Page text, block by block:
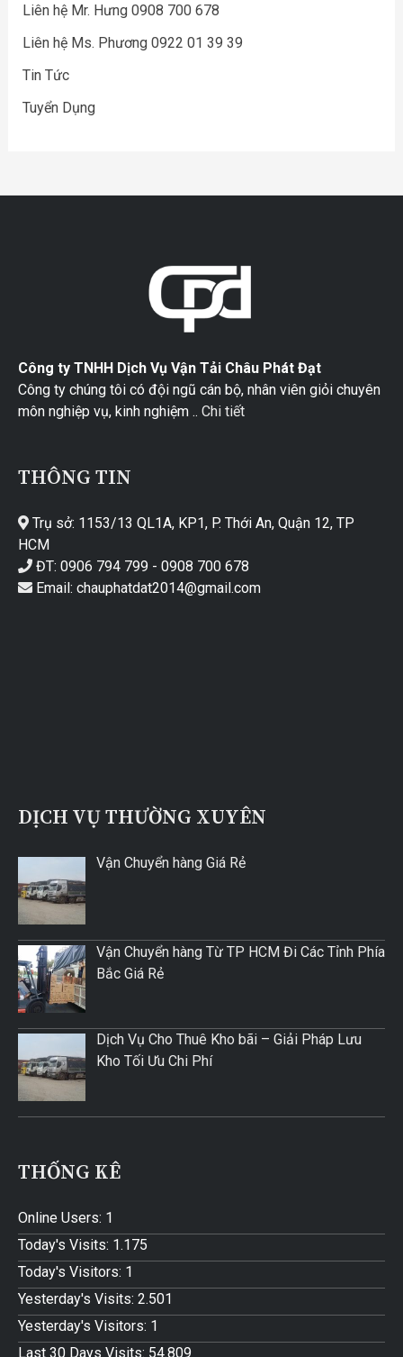
Liên hệ Mr. Hưng 0908 700 678
Liên hệ Ms. Phương 0922 01 39 39
Tin Tức
Tuyển Dụng
Công ty TNHH Dịch Vụ Vận Tải Châu Phát Đạt
Công ty chúng tôi có đội ngũ cán bộ, nhân viên giỏi chuyên
môn nghiệp vụ, kinh nghiệm .. Chi tiết
THÔNG TIN
Trụ sở: 1153/13 QL1A, KP1, P. Thới An, Quận 12, TP
HCM
ĐT: 0906 794 799 - 0908 700 678
Email: chauphatdat2014@gmail.com
DỊCH VỤ THƯỜNG XUYÊN
Vận Chuyển hàng Giá Rẻ
Vận Chuyển hàng Từ TP HCM Đi Các Tỉnh Phía
Bắc Giá Rẻ
Dịch Vụ Cho Thuê Kho bãi – Giải Pháp Lưu
Kho Tối Ưu Chi Phí
THỐNG KÊ
Online Users: 1
Today's Visits: 1.175
Today's Visitors: 1
Yesterday's Visits: 2.501
Yesterday's Visitors: 1
Last 30 Days Visits: 54.809